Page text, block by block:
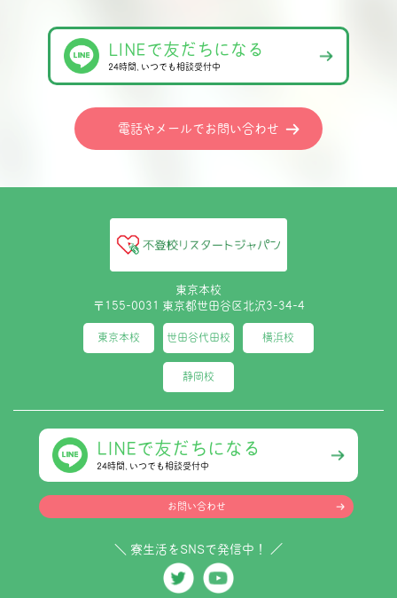
LINEで友だちになる
24時間､いつでも相談受付中
電話やメールでお問い合わせ
東京本校
〒155-0031 東京都世田谷区北沢3-34-4
東京本校 世田谷代田校 横浜校
静岡校
LINEで友だちになる
24時間､いつでも相談受付中
お問い合わせ
＼ 寮生活をSNSで発信中！ ／